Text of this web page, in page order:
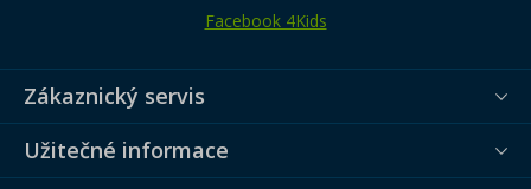
Facebook 4Kids
Zákaznický servis
Užitečné informace